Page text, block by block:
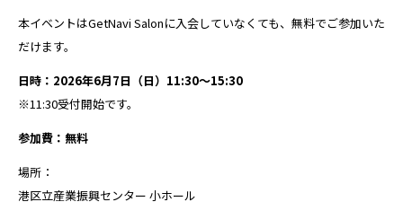
本イベントはGetNavi Salonに入会していなくても、無料でご参加いた
だけます。
日時：2026年6月7日（日）11:30〜15:30
※11:30受付開始です。
参加費：無料
場所：
港区立産業振興センター 小ホール